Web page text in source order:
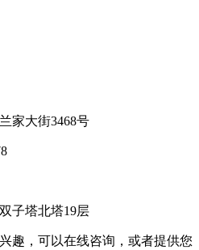
家大街3468号
子塔北塔19层
趣，可以在线咨询，或者提供您